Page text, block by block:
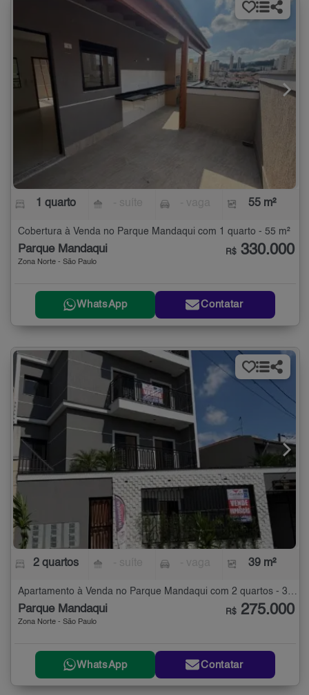
1 quarto 55 m²
Cobertura à Venda no Parque Mandaqui com 1 quarto - 55 m²
Parque Mandaqui
Zona Norte - São Paulo
R$ 330.000
WhatsApp Contatar
2 quartos 39 m²
Apartamento à Venda no Parque Mandaqui com 2 quartos - 39 m²
Parque Mandaqui
Zona Norte - São Paulo
R$ 275.000
WhatsApp Contatar